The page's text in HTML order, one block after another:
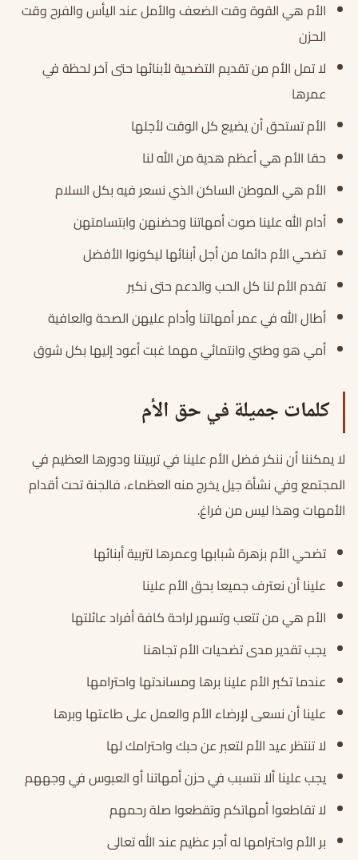
الأم هي القوة وقت الضعف والأمل عند اليأس والفرح وقت
الحزن
لا تمل الأم من تقديم التضحية لأبنائها حتى آخر لحظة في
عمرها
الأم تستحق أن يضيع كل الوقت لأجلها
حقا الأم هي أعظم هدية من الله لنا
الأم هي الموطن الساكن الذي نسعر فيه بكل السلام
أدام الله علينا صوت أمهاتنا وحضنهن وابتسامتهن
تضحي الأم دائما من أجل أبنائها ليكونوا الأفضل
تقدم الأم لنا كل الحب والدعم حتى نكبر
أطال الله في عمر أمهاتنا وأدام عليهن الصحة والعافية
أمي هو وطني وانتمائي مهما غبت أعود إليها بكل شوق
كلمات جميلة في حق الأم
لا يمكننا أن ننكر فضل الأم علينا في تربيتنا ودورها العظيم في
المجتمع وفي نشأة جيل يخرج منه العظماء، فالجنة تحت أقدام
الأمهات وهذا ليس من فراغ.
تضحي الأم بزهرة شبابها وعمرها لتربية أبنائها
علينا أن نعترف جميعا بحق الأم علينا
الأم هي من تتعب وتسهر لراحة كافة أفراد عائلتها
يجب تقدير مدى تضحيات الأم تجاهنا
عندما تكبر الأم علينا برها ومساندتها واحترامها
علينا أن نسعى لإرضاء الأم والعمل على طاعتها وبرها
لا تنتظر عيد الأم لتعبر عن حبك واحترامك لها
يجب علينا ألا نتسبب في حزن أمهاتنا أو العبوس في وجههم
لا تقاطعوا أمهاتكم وتقطعوا صلة رحمهم
بر الأم واحترامها له أجر عظيم عند الله تعالى